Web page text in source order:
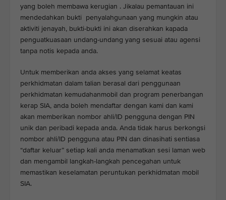
yang boleh membawa kerugian . Jikalau pemantauan ini
mendedahkan bukti penyalahgunaan yang mungkin atau
aktiviti jenayah, bukti-bukti ini akan diserahkan kapada
penguatkuasaan undang-undang yang sesuai atau agensi
tanpa notis kepada anda.
Untuk memberikan anda akses yang selamat keatas
perkhidmatan dalam talian berasal dari penggunaan
perkhidmatan kemudahanmobil dan program penerbangan
kerap SIA, anda boleh mendaftar dengan kami dan kami
akan memberikan nombor ahli/ID pengguna dengan PIN
unik dan peribadi kepada anda. Anda tidak harus berkongsi
nombor ahli/ID pengguna atau PIN dan dinasihati sentiasa
“daftar keluar” setiap kali anda menamatkan sesi laman web
dan mengambil langkah-langkah pencegahan untuk
memastikan keselamatan peruntukan perkhidmatan mobil
SIA.